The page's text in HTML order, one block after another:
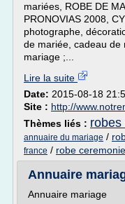
mariées, ROBE DE
PRONOVIAS 2008,
photographe,
de mariée, cadeau de
mariage ;...
Lire la suite
Date: 2015-08-18
Site : http://
Thèmes liés : robes
annuaire du mariage /
france / robe
Annuaire
Annuaire mariage